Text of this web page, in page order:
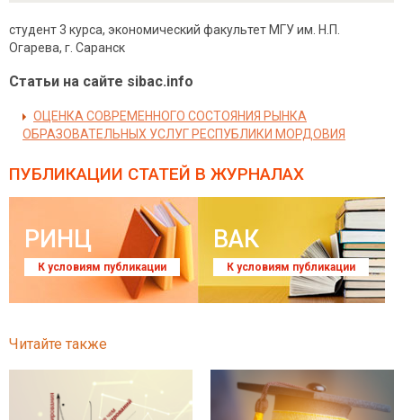
студент 3 курса, экономический факультет МГУ им. Н.П.
Огарева, г. Саранск
Статьи на сайте sibac.info
ОЦЕНКА СОВРЕМЕННОГО СОСТОЯНИЯ РЫНКА
ОБРАЗОВАТЕЛЬНЫХ УСЛУГ РЕСПУБЛИКИ МОРДОВИЯ
ПУБЛИКАЦИИ СТАТЕЙ В ЖУРНАЛАХ
РИНЦ
К условиям публикации
ВАК
К условиям публикации
Читайте также